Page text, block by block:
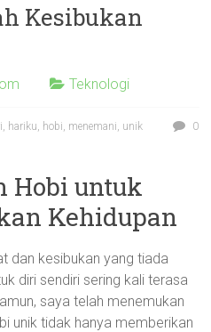
Kesibukan
Teknologi
, hariku, hobi, menemani, unik
0
Hobi untuk
Kehidupan
dan kesibukan yang tiada
diri sendiri sering kali terasa
saya telah menemukan
unik tidak hanya memberikan